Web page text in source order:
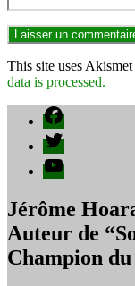
This site uses
data is processed.
Facebook
Twitter
YouTube
Jérôme
Auteur de
Champion